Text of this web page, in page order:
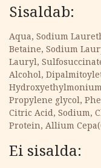
Sisaldab:
Aqua, Sodium
Betaine, Sodium
Lauryl,
Alcohol,
Propylene glycol,
Citric Acid, Sodium,
Protein, Allium
Ei sisalda: